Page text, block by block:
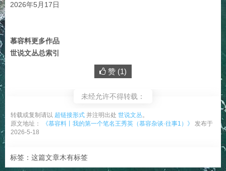
2026年5月17日
慕容料更多作品
世说文丛总索引
赞 (1)
未经允许不得转载：
转载或复制请以 超链接形式 并注明出处 世说文丛。
原文地址：
《慕容料丨我的第一个笔名王秀英（慕容杂谈·往事1）》
发布于
2026-5-18
标签：这篇文章木有标签